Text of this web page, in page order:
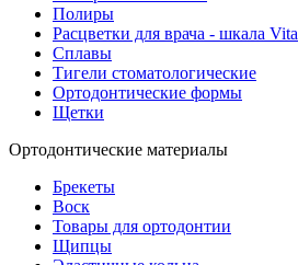
Полиры
Расцветки для врача - шкала Vita
Сплавы
Тигели стоматологические
Ортодонтические формы
Щетки
Ортодонтические материалы
Брекеты
Воск
Товары для ортодонтии
Щипцы